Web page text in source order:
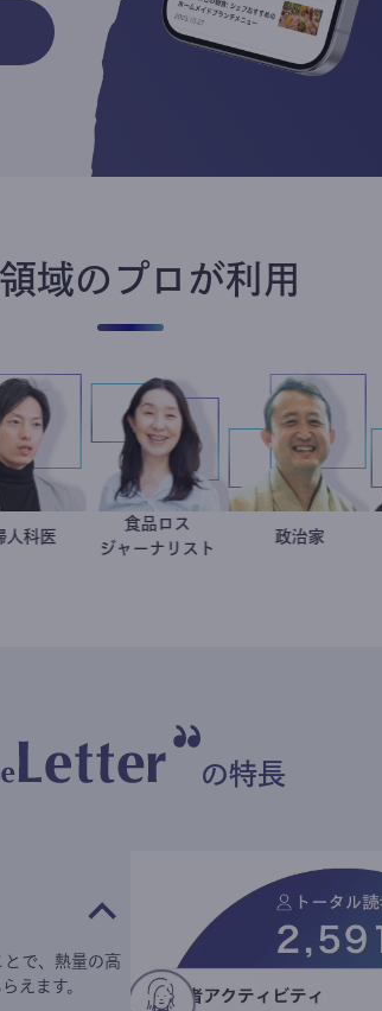
域のプロが利用
重見大介
産婦人科医 井出留美
食品ロス
ジャーナリスト
の特長
とで、熱量の高
えます。